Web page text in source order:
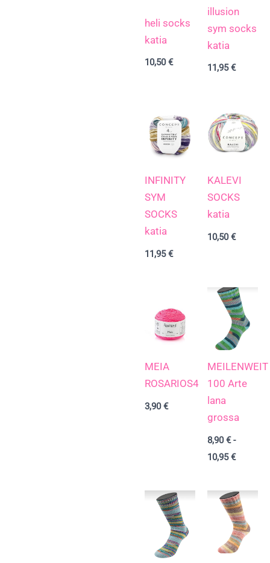
heli socks
katia
10,50€
illusion
sym socks
katia
11,95€
INFINITY
SYM
SOCKS
katia
11,95€
KALEVI
SOCKS
katia
10,50€
MEIA
ROSARIOS4
3,90€
MEILENWEIT
100 Arte
lana
grossa
8,90€ -
10,95€
Rango
de
precios:
desde
8,90 €
hasta
10,95 €